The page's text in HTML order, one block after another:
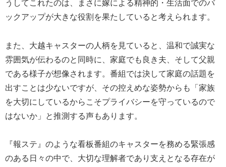
うしてこれたのは、まさに嫁による精神的・生活面でのバ
ックアップが大きな役割を果たしていると考えられます。
また、大越キャスターの人柄を見ていると、温和で誠実な
雰囲気が伝わるのと同時に、家庭でも良き夫、そして父親
である様子が想像されます。番組では決して家庭の話題を
出すことは少ないですが、その控えめな姿勢からも「家族
を大切にしているからこそプライバシーを守っているので
はないか」と推測する声もあります。
『報ステ』のような看板番組のキャスターを務める緊張感
のある日々の中で、大切な理解者であり支えとなる存在が